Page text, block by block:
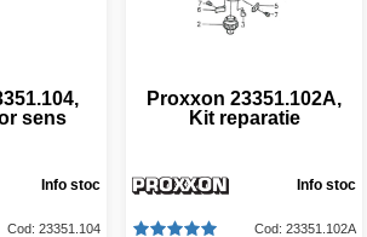
sens
Info stoc
Cod: 23351.104
Proxxon 23351.102A,
Kit reparatie
Info stoc
Cod: 23351.102A